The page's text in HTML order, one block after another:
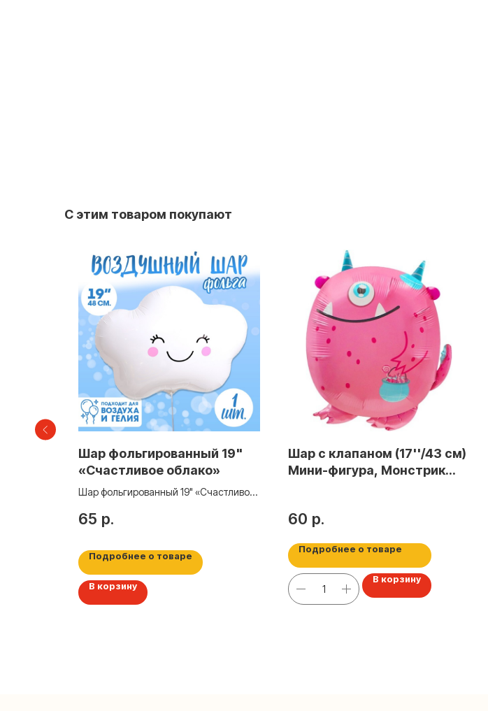
С этим товаром покупают
Шар фольгированный 19"
«Счастливое облако»
Шар фольгированный 19" «Счастливое
65 р.
Подробнее о товаре
В корзину
Шар с клапаном (17''/43 см)
Мини-фигура, Монстрик
60 р.
Подробнее о товаре
В корзину